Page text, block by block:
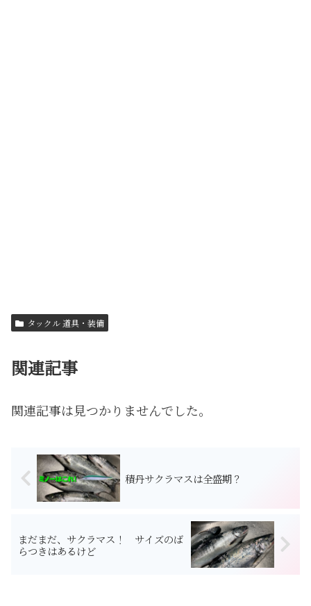
タックル 道具・装備
関連記事
関連記事は見つかりませんでした。
積丹サクラマスは全盛期？
まだまだ、サクラマス！ サイズのば
らつきはあるけど